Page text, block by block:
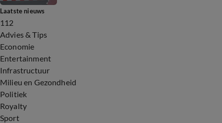
Laatste nieuws
112
Advies & Tips
Economie
Entertainment
Infrastructuur
Milieu en Gezondheid
Politiek
Royalty
Sport